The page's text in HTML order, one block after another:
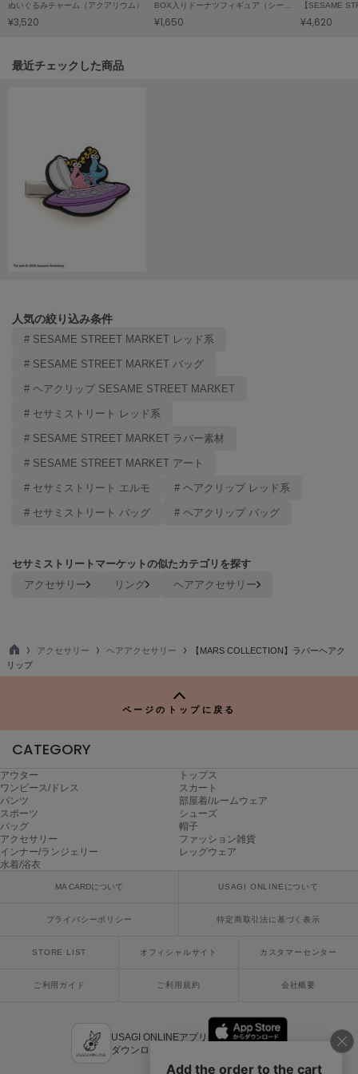
LILY BROWN
LILY BROWN Lingerie
made of Organics
メイドオブオーガニクス
miies miim
ミーエスミーム
Mila Owen
MOIGE
MUCHA
ミュシャ
ネズ
NOWNS
ナウンス
On
オン
Onitsuka Tiger
オニツカ タイガー
フィリーチョコレート
ぬいぐるみチャーム（アクアリウム）
¥3,520
BOX入りドーナツフィギュア（シークレット）
¥1,650 ¥4,620
関連記事
最近チェックした商品
人気の絞り込み条件
# SESAME STREET MARKET レッド系
# SESAME STREET MARKET バッグ
# ヘアクリップ SESAME STREET MARKET
# セサミストリート レッド系
# SESAME STREET MARKET ラバー素材
# SESAME STREET MARKET アート
# セサミストリート エルモ # ヘアクリップ レッド系
# セサミストリート バッグ # ヘアクリップ バッグ
セサミストリートマーケットの似たカテゴリを探す
アクセサリー リング ヘアアクセサリー
TO
P
アクセサリー ヘアアクセサリー
【MARS COLLECTION】ラバーヘアク
リップ
ページのトップに戻る
CATEGORY
アウター
トップス
ワンピース/ドレス
スカート
パンツ
部屋着/ルームウェア
スポーツ
シューズ
バッグ
帽子
アクセサリー
ファッション雑貨
インナー/ランジェリー
レッグウェア
水着/浴衣
MA CARDについて USAGI ONLINEについて
プライバシーポリシー 特定商取引法に基づく表示
STORE LIST オフィシャルサイト カスタマーセンター
ご利用ガイド ご利用規約 会社概要
USAGI ONLINEアプリ
ダウンロードはこちら